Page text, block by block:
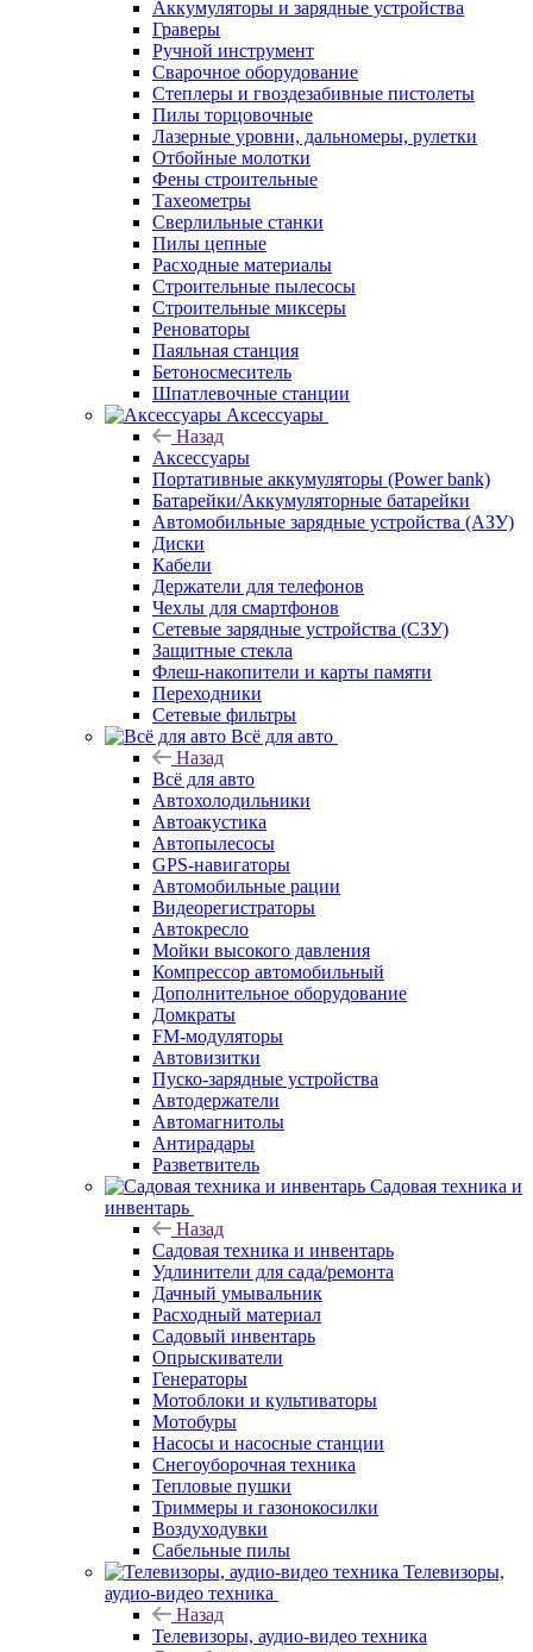
Аккумуляторы и зарядные устройства
Граверы
Ручной инструмент
Сварочное оборудование
Степлеры и гвоздезабивные пистолеты
Пилы торцовочные
Лазерные уровни, дальномеры, рулетки
Отбойные молотки
Фены строительные
Тахеометры
Сверлильные станки
Пилы цепные
Расходные материалы
Строительные пылесосы
Строительные миксеры
Реноваторы
Паяльная станция
Бетоносмеситель
Шпатлевочные станции
Аксессуары
Назад
Аксессуары
Портативные аккумуляторы (Power bank)
Батарейки/Аккумуляторные батарейки
Автомобильные зарядные устройства (АЗУ)
Диски
Кабели
Держатели для телефонов
Чехлы для смартфонов
Сетевые зарядные устройства (СЗУ)
Защитные стекла
Флеш-накопители и карты памяти
Переходники
Сетевые фильтры
Всё для авто
Назад
Всё для авто
Автохолодильники
Автоакустика
Автопылесосы
GPS-навигаторы
Автомобильные рации
Видеорегистраторы
Автокресло
Мойки высокого давления
Компрессор автомобильный
Дополнительное оборудование
Домкраты
FM-модуляторы
Автовизитки
Пуско-зарядные устройства
Автодержатели
Автомагнитолы
Антирадары
Разветвитель
Садовая техника и
инвентарь
Назад
Садовая техника и инвентарь
Удлинители для сада/ремонта
Дачный умывальник
Расходный материал
Садовый инвентарь
Опрыскиватели
Генераторы
Мотоблоки и культиваторы
Мотобуры
Насосы и насосные станции
Снегоуборочная техника
Тепловые пушки
Триммеры и газонокосилки
Воздуходувки
Сабельные пилы
Телевизоры,
аудио-видео техника
Назад
Телевизоры, аудио-видео техника